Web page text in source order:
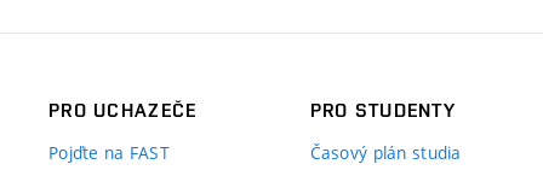
PRO UCHAZEČE
Pojďte na FAST
PRO STUDENTY
Časový plán studia